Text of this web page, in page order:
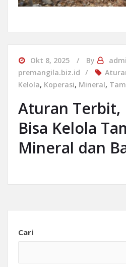
Okt 8, 2025 By
premangila.biz.id
Kelola, Koperasi, Mineral,
Aturan Terbit,
Bisa Kelola
Mineral dan
Cari